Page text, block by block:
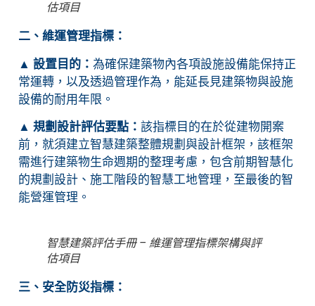
估項目
二、維運管理指標：
▲ 設置目的： 為確保建築物內各項設施設備能保持正
常運轉，以及透過管理作為，能延長見建築物與設施
設備的耐用年限。
▲ 規劃設計評估要點： 該指標目的在於從建物開案
前，就須建立智慧建築整體規劃與設計框架，該框架
需進行建築物生命週期的整理考慮，包含前期智慧化
的規劃設計、施工階段的智慧工地管理，至最後的智
能營運管理。
智慧建築評估手冊 – 維運管理指標架構與評
估項目
三、安全防災指標：